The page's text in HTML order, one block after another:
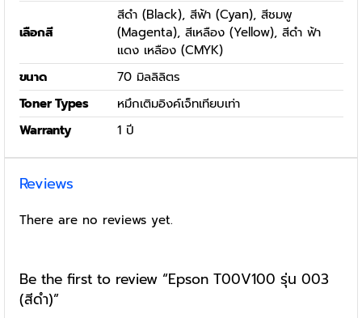
เลือกสี
สีดำ (Black), สีฟ้า (Cyan), สีชมพู
(Magenta), สีเหลือง (Yellow), สีดำ ฟ้า
แดง เหลือง (CMYK)
ขนาด
70 มิลลิลิตร
Toner Types
หมึกเติมอิงค์เจ็ทเทียบเท่า
Warranty
1 ปี
Reviews
There are no reviews yet.
Be the first to review “Epson T00V100 รุ่น 003
(สีดำ)”